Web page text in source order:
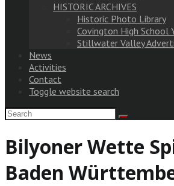
HISTORIC ARCHIVES
Historic Photo Library
Covington High School
Stillwater Valley
News
Activities
Contact
Toggle website search
Bilyoner Wette
Baden